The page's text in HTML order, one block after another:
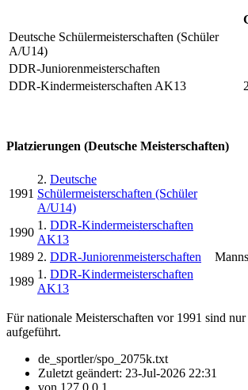
Deutsche Schülermeisterschaften (Schüler
A/U14)
DDR-Juniorenmeisterschaften
DDR-Kindermeisterschaften AK13
2
Platzierungen (Deutsche Meisterschaften)
1991
2. Deutsche
Schülermeisterschaften (Schüler
A/U14)
1990
1. DDR-Kindermeisterschaften
AK13
1989 2. DDR-Juniorenmeisterschaften
1989
1. DDR-Kindermeisterschaften
AK13
Für nationale Meisterschaften vor 1991 sind
aufgeführt.
de_sportler/spo_2075k.txt
Zuletzt geändert: 23-Jul-2026 22:31